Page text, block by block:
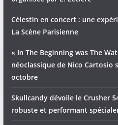
Célestin en concert : une
La Scène Parisienne
« In The Beginning was The
néoclassique de Nico Cartosio
octobre
Skullcandy dévoile le Crusher
robuste et performant